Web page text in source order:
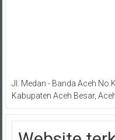
Jl. Medan - Banda Aceh
Kabupaten Aceh Besar,